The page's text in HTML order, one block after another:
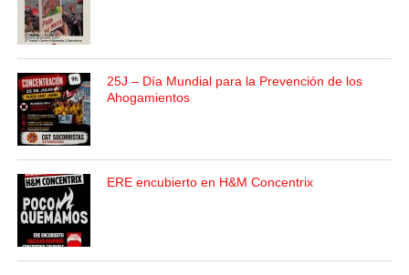
25J – Día Mundial para la Prevención de los
Ahogamientos
ERE encubierto en H&M Concentrix